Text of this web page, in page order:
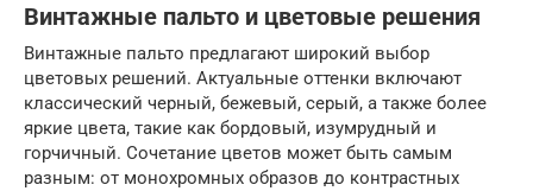
Винтажные пальто и цветовые решения
Винтажные пальто предлагают широкий выбор
цветовых решений. Актуальные оттенки включают
классический черный, бежевый, серый, а также более
яркие цвета, такие как бордовый, изумрудный и
горчичный. Сочетание цветов может быть самым
разным: от монохромных образов до контрастных